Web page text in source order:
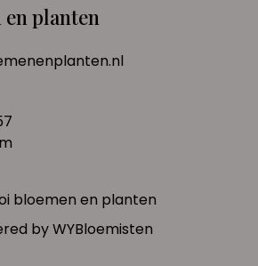
planten
bloemen en planten
byWYBloemisten